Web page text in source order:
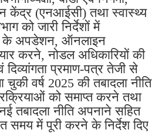
केंद्र (एनआईसी) तथा स्वास्थ्य
को जारी निर्देशों में
के अपडेशन, ऑनलाइन
करने, नोडल अधिकारियों की
दिव्यांगता प्रमाण-पत्र तेजी से
चुकी वर्ष 2025 की तबादला नीति
को समाप्त करने तथा
नई तबादला नीति अपनाने सहित
समय में पूरी करने के निर्देश दिए